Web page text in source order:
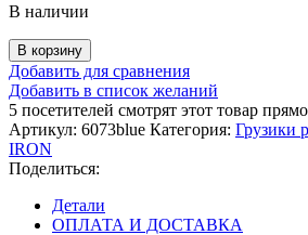
В наличии
Количество
товара
CRAZY
IRON
Грузики
руля
стальные
YAMAHA
YZF-
В корзину
Добавить для сравнения
Добавить в список желаний
5 посетителей смотрят этот товар
Артикул: 6073blue Категория: Грузики
IRON
Поделиться:
Детали
ОПЛАТА И ДОСТАВКА